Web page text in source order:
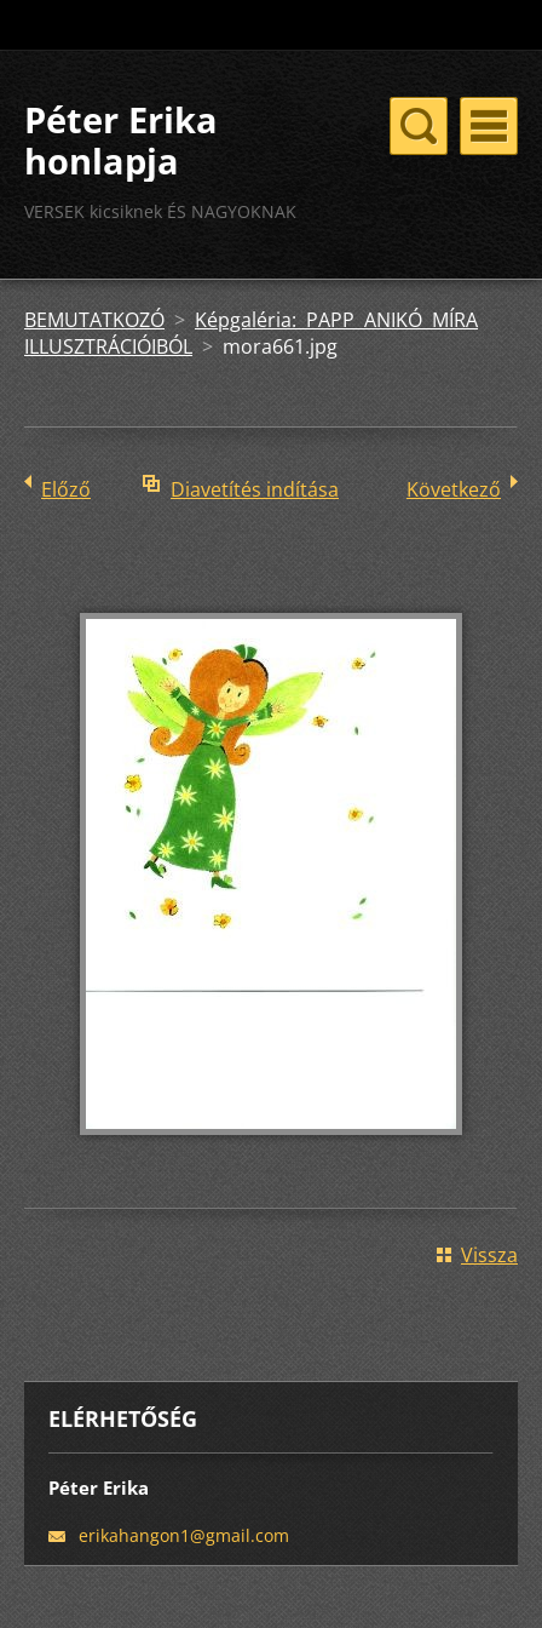
Péter Erika
honlapja
VERSEK kicsiknek ÉS NAGYOKNAK
BEMUTATKOZÓ >Képgaléria: PAPP ANIKÓ MÍRA
ILLUSZTRÁCIÓIBÓL >mora661.jpg
Előző Diavetítés indítása Következő
Vissza
ELÉRHETŐSÉG
Péter Erika
erikahangon1@gmail.com